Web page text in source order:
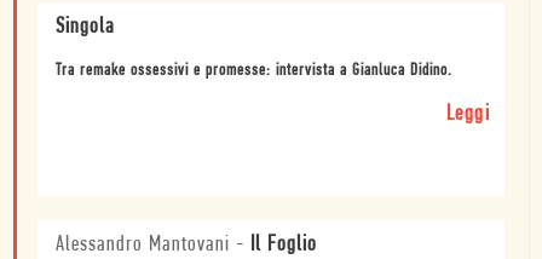
Singola
Tra remake ossessivi e promesse: intervista a Gianluca Didino.
Leggi
Alessandro Mantovani - Il Foglio